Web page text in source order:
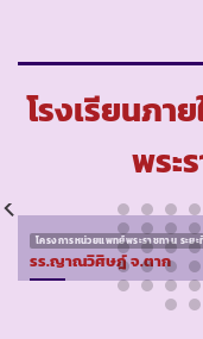
โรงเรียนภา
พระ
โครงการหน่วยแพทย์พระราชทาน ระยะ
รร.ญาณวิศิษฎ์ จ.ตาก